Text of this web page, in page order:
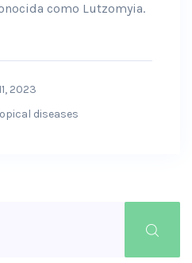
como Lutzomyia.
2023
diseases